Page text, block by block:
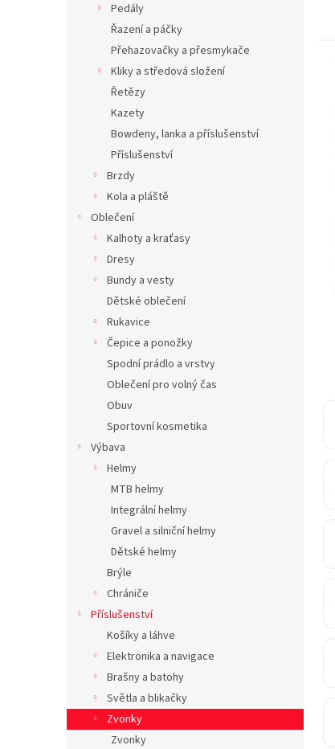
Pedály
Řazení a páčky
Přehazovačky a přesmykače
Kliky a středová složení
Řetězy
Kazety
Bowdeny, lanka a příslušenství
Příslušenství
Brzdy
Kola a pláště
Oblečení
Kalhoty a kraťasy
Dresy
Bundy a vesty
Dětské oblečení
Rukavice
Čepice a ponožky
Spodní prádlo a vrstvy
Oblečení pro volný čas
Obuv
Sportovní kosmetika
Výbava
Helmy
MTB helmy
Integrální helmy
Gravel a silniční helmy
Dětské helmy
Brýle
Chrániče
Příslušenství
Košíky a láhve
Elektronika a navigace
Brašny a batohy
Světla a blikačky
Zvonky
Zvonky